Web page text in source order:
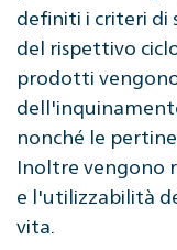
definiti i criteri di
del rispettivo
prodotti
nonché le
Inoltre vengono
e l'utilizzabilità
vita.